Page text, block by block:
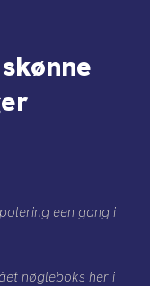
een gang i
nøgleboks her i